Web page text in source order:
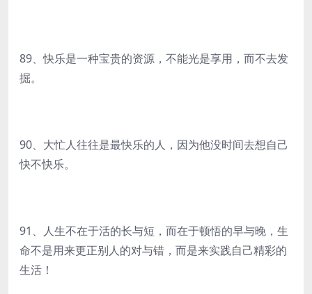
89、快乐是一种宝贵的资源，不能光是享用，而不去发
掘。
90、大忙人往往是最快乐的人，因为他没时间去想自己
快不快乐。
91、人生不在于活的长与短，而在于顿悟的早与晚，生
命不是用来更正别人的对与错，而是来实践自己精彩的
生活！